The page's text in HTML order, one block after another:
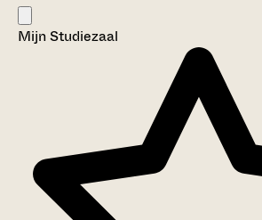
Mijn Studiezaal